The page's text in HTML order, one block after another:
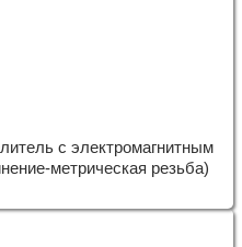
с электромагнитным
метрическая резьба)